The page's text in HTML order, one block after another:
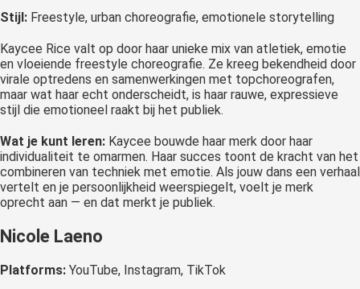
Stijl: Freestyle, urban choreografie, emotionele storytelling
Kaycee Rice valt op door haar unieke mix van atletiek, emotie
en vloeiende freestyle choreografie. Ze kreeg bekendheid door
virale optredens en samenwerkingen met topchoreografen,
maar wat haar echt onderscheidt, is haar rauwe, expressieve
stijl die emotioneel raakt bij het publiek.
Wat je kunt leren: Kaycee bouwde haar merk door haar
individualiteit te omarmen. Haar succes toont de kracht van het
combineren van techniek met emotie. Als jouw dans een verhaal
vertelt en je persoonlijkheid weerspiegelt, voelt je merk
oprecht aan — en dat merkt je publiek.
Nicole Laeno
Platforms: YouTube, Instagram, TikTok